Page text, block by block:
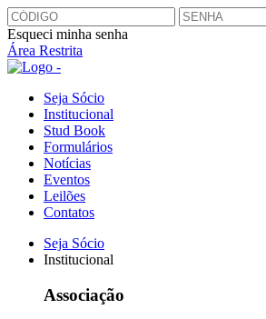
Esqueci minha senha
Área Restrita
Seja Sócio
Institucional
Stud Book
Formulários
Notícias
Eventos
Leilões
Contatos
Seja Sócio
Institucional
Associação